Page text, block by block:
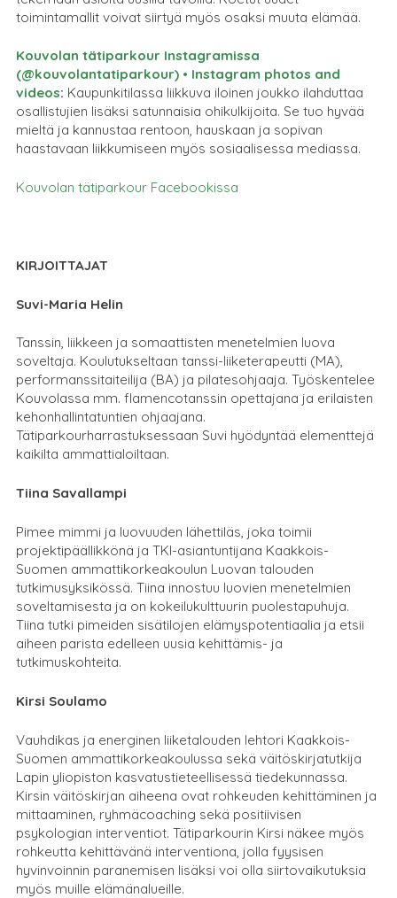
toimintamallit voivat siirtyä myös osaksi muuta elämää.
Kouvolan tätiparkour Instagramissa
(@kouvolantatiparkour) • Instagram photos and
videos: Kaupunkitilassa liikkuva iloinen joukko ilahduttaa
osallistujien lisäksi satunnaisia ohikulkijoita. Se tuo hyvää
mieltä ja kannustaa rentoon, hauskaan ja sopivan
haastavaan liikkumiseen myös sosiaalisessa mediassa.
Kouvolan tätiparkour Facebookissa
KIRJOITTAJAT
Suvi-Maria Helin
Tanssin, liikkeen ja somaattisten menetelmien luova
soveltaja. Koulutukseltaan tanssi-liiketerapeutti (MA),
performanssitaiteilija (BA) ja pilatesohjaaja. Työskentelee
Kouvolassa mm. flamencotanssin opettajana ja erilaisten
kehonhallintatuntien ohjaajana.
Tätiparkourharrastuksessaan Suvi hyödyntää elementtejä
kaikilta ammattialoiltaan.
Tiina Savallampi
Pimee mimmi ja luovuuden lähettiläs, joka toimii
projektipäällikkönä ja TKI-asiantuntijana Kaakkois-
Suomen ammattikorkeakoulun Luovan talouden
tutkimusyksikössä. Tiina innostuu luovien menetelmien
soveltamisesta ja on kokeilukulttuurin puolestapuhuja.
Tiina tutki pimeiden sisätilojen elämyspotentiaalia ja etsii
aiheen parista edelleen uusia kehittämis- ja
tutkimuskohteita.
Kirsi Soulamo
Vauhdikas ja energinen liiketalouden lehtori Kaakkois-
Suomen ammattikorkeakoulussa sekä väitöskirjatutkija
Lapin yliopiston kasvatustieteellisessä tiedekunnassa.
Kirsin väitöskirjan aiheena ovat rohkeuden kehittäminen ja
mittaaminen, ryhmäcoaching sekä positiivisen
psykologian interventiot. Tätiparkourin Kirsi näkee myös
rohkeutta kehittävänä interventiona, jolla fyysisen
hyvinvoinnin paranemisen lisäksi voi olla siirtovaikutuksia
myös muille elämänalueille.